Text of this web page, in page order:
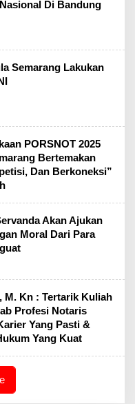
Di Bandung
Semarang Lakukan
PORSNOT 2025
Bertemakan
Dan Berkoneksi”
Akan Ajukan
Moral Dari Para
M. Kn : Tertarik Kuliah
Profesi Notaris
Yang Pasti &
Yang Kuat